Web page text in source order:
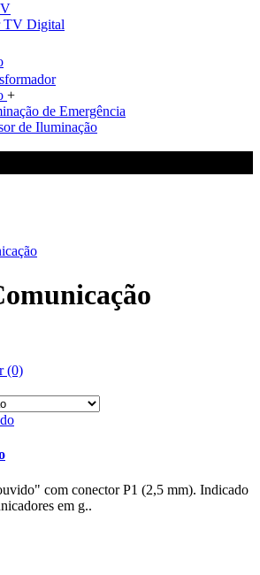
TV Digital
+
de Emergência
de Iluminação
(0)
com conector P1 (2,5 mm). Indicado
em g..